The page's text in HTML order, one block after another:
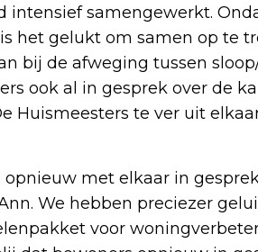
intensief samengewerkt.
het gelukt om samen op te
bij de afweging tussen
ook al in gesprek over de
Huismeesters te ver uit
met elkaar in
We hebben preciezer
voor